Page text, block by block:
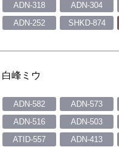
ADN-318 ADN-304
ADN-252 SHKD-874
白峰ミウ
ADN-582 ADN-573
ADN-516 ADN-503
ATID-557 ADN-413